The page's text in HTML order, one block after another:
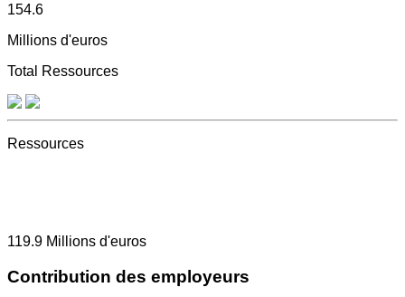
154.6
Millions d'euros
Total Ressources
Ressources
119.9 Millions d'euros
Contribution des employeurs